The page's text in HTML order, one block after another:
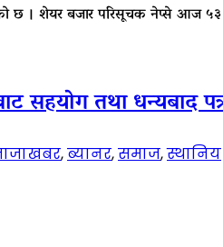
छ । शेयर बजार परिसूचक नेप्से आज
सहयोग तथा धन्यबाद
,ब्यानर,समाज,स्थानिय